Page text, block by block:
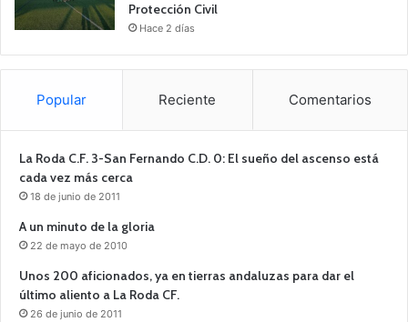
Protección Civil
Hace 2 días
Popular Reciente Comentarios
La Roda C.F. 3-San Fernando C.D. 0: El sueño del ascenso está
cada vez más cerca
18 de junio de 2011
A un minuto de la gloria
22 de mayo de 2010
Unos 200 aficionados, ya en tierras andaluzas para dar el
último aliento a La Roda CF.
26 de junio de 2011